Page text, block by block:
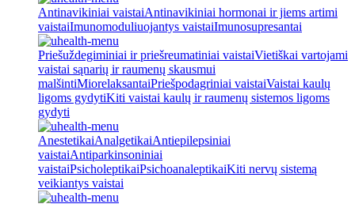
Antinavikiniai vaistaiAntinavikiniai hormonai ir jiems artimi
vaistaiImunomoduliuojantys vaistaiImunosupresantai
Priešuždegiminiai ir priešreumatiniai vaistaiVietiškai vartojami
vaistai sąnarių ir raumenų skausmui
malšintiMiorelaksantaiPriešpodagriniai vaistaiVaistai kaulų
ligoms gydytiKiti vaistai kaulų ir raumenų sistemos ligoms
gydyti
AnestetikaiAnalgetikaiAntiepilepsiniai
vaistaiAntiparkinsoniniai
vaistaiPsicholeptikaiPsichoanaleptikaiKiti nervų sistemą
veikiantys vaistai